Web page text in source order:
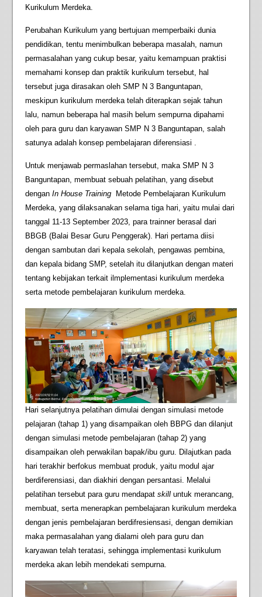
Kurikulum Merdeka.
Perubahan Kurikulum yang bertujuan memperbaiki dunia
pendidikan, tentu menimbulkan beberapa masalah, namun
permasalahan yang cukup besar, yaitu kemampuan praktisi
memahami konsep dan praktik kurikulum tersebut, hal
tersebut juga dirasakan oleh SMP N 3 Banguntapan,
meskipun kurikulum merdeka telah diterapkan sejak tahun
lalu, namun beberapa hal masih belum sempurna dipahami
oleh para guru dan karyawan SMP N 3 Banguntapan, salah
satunya adalah konsep pembelajaran diferensiasi .
Untuk menjawab permaslahan tersebut, maka SMP N 3
Banguntapan, membuat sebuah pelatihan, yang disebut
dengan In House TrainingMetode Pembelajaran Kurikulum
Merdeka, yang dilaksanakan selama tiga hari, yaitu mulai dari
tanggal 11-13 September 2023, para trainner berasal dari
BBGB (Balai Besar Guru Penggerak). Hari pertama diisi
dengan sambutan dari kepala sekolah, pengawas pembina,
dan kepala bidang SMP, setelah itu dilanjutkan dengan materi
tentang kebijakan terkait ilmplementasi kurikulum merdeka
serta metode pembelajaran kurikulum merdeka.
Hari selanjutnya pelatihan dimulai dengan simulasi metode
pelajaran (tahap 1) yang disampaikan oleh BBPG dan dilanjut
dengan simulasi metode pembelajaran (tahap 2) yang
disampaikan oleh perwakilan bapak/ibu guru. Dilajutkan pada
hari terakhir berfokus membuat produk, yaitu modul ajar
berdiferensiasi, dan diakhiri dengan persantasi. Melalui
pelatihan tersebut para guru mendapat skilluntuk merancang,
membuat, serta menerapkan pembelajaran kurikulum merdeka
dengan jenis pembelajaran berdifresiensasi, dengan demikian
maka permasalahan yang dialami oleh para guru dan
karyawan telah teratasi, sehingga implementasi kurikulum
merdeka akan lebih mendekati sempurna.